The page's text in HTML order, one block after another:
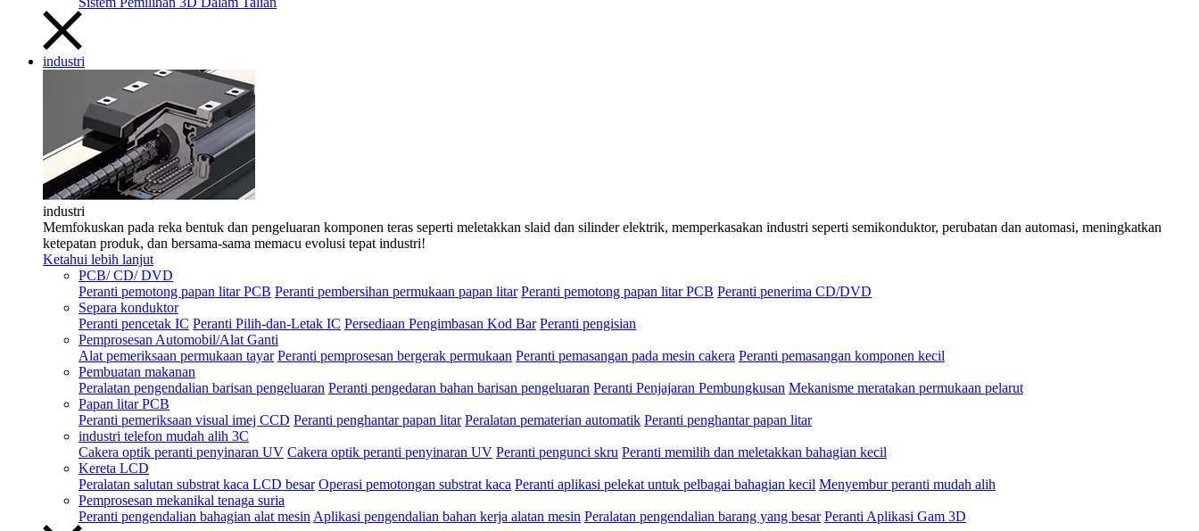
industri
industri
Memfokuskan pada reka bentuk dan pengeluaran komponen teras seperti meletakkan slaid dan silinder elektrik, memperkasakan industri seperti semikonduktor, perubatan dan automasi, meningkatkan
ketepatan produk, dan bersama-sama memacu evolusi tepat industri!
Ketahui lebih lanjut
PCB/ CD/ DVD
Peranti pemotong papan litar PCB Peranti pembersihan permukaan papan litar Peranti pemotong papan litar PCB Peranti penerima CD/DVD
Separa konduktor
Peranti pencetak IC Peranti Pilih-dan-Letak IC Persediaan Pengimbasan Kod Bar Peranti pengisian
Pemprosesan Automobil/Alat Ganti
Alat pemeriksaan permukaan tayar Peranti pemprosesan bergerak permukaan Peranti pemasangan pada mesin cakera Peranti pemasangan komponen kecil
Pembuatan makanan
Peralatan pengendalian barisan pengeluaran Peranti pengedaran bahan barisan pengeluaran Peranti Penjajaran Pembungkusan Mekanisme meratakan permukaan pelarut
Papan litar PCB
Peranti pemeriksaan visual imej CCD Peranti penghantar papan litar Peralatan pematerian automatik Peranti penghantar papan litar
industri telefon mudah alih 3C
Cakera optik peranti penyinaran UV Cakera optik peranti penyinaran UV Peranti pengunci skru Peranti memilih dan meletakkan bahagian kecil
Kereta LCD
Peralatan salutan substrat kaca LCD besar Operasi pemotongan substrat kaca Peranti aplikasi pelekat untuk pelbagai bahagian kecil Menyembur peranti mudah alih
Pemprosesan mekanikal tenaga suria
Peranti pengendalian bahagian alat mesin Aplikasi pengendalian bahan kerja alatan mesin Peralatan pengendalian barang yang besar Peranti Aplikasi Gam 3D